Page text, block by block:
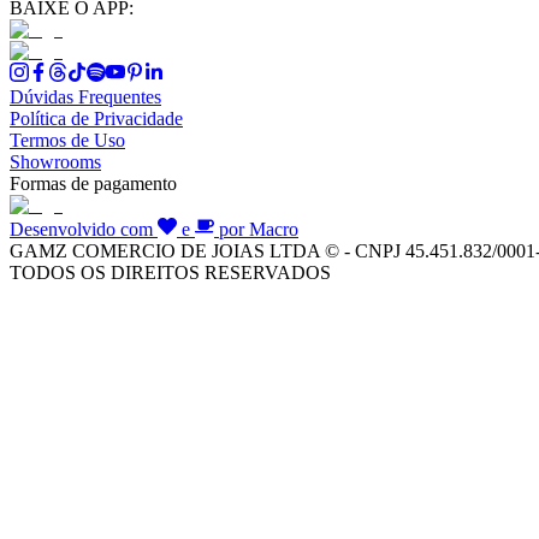
BAIXE O APP:
Dúvidas Frequentes
Política de Privacidade
Termos de Uso
Showrooms
Formas de pagamento
Desenvolvido com e
por Macro
GAMZ COMERCIO DE JOIAS LTDA © - CNPJ 45.451.832/
TODOS OS DIREITOS RESERVADOS